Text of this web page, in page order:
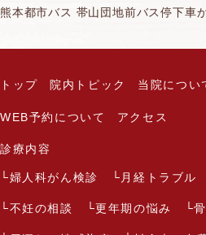
熊本都市バス 帯山団地前バス停下車
トップ 院内トピック 当院につい
WEB予約について アクセス
診療内容
婦人科がん検診 月経トラブル
不妊の相談 更年期の悩み